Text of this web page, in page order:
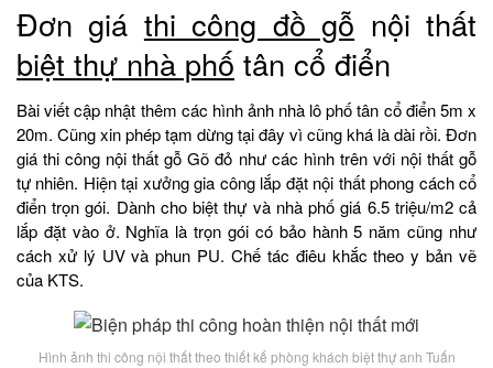
Đơn giá thi công đồ gỗ nội thất
biệt thự nhà phố tân cổ điển
Bài viết cập nhật thêm các hình ảnh nhà lô phố tân cổ điển 5m x
20m. Cũng xin phép tạm dừng tại đây vì cũng khá là dài rồi. Đơn
giá thi công nội thất gỗ Gõ đỏ như các hình trên với nội thất gỗ
tự nhiên. Hiện tại xưởng gia công lắp đặt nội thất phong cách cổ
điển trọn gói. Dành cho biệt thự và nhà phố giá 6.5 triệu/m2 cả
lắp đặt vào ở. Nghĩa là trọn gói có bảo hành 5 năm cũng như
cách xử lý UV và phun PU. Chế tác điêu khắc theo y bản vẽ
của KTS.
Hình ảnh thi công nội thất theo thiết kế phòng khách biệt thự anh Tuấn